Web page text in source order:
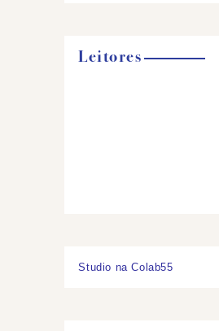
Leitores
Studio na Colab55